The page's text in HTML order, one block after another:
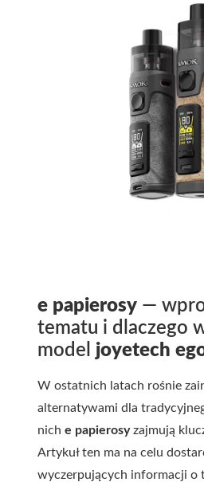
e papierosy —
tematu i dlaczego
model joyetech
W ostatnich latach rośnie
alternatywami dla
nich e papierosyzajmują
Artykuł ten ma na celu
wyczerpujących informacji o